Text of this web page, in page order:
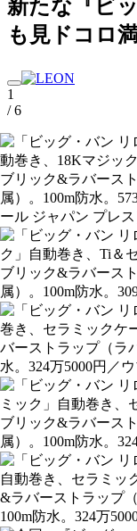
新たな『ビ
も見ドコロ
1
/ 6